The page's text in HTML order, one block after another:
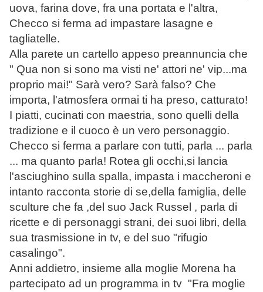
uova, farina dove, fra una portata e l'altra,
Checco si ferma ad impastare lasagne e
tagliatelle.
Alla parete un cartello appeso preannuncia che
" Qua non si sono ma visti ne' attori ne' vip...ma
proprio mai!" Sarà vero? Sarà falso? Che
importa, l'atmosfera ormai ti ha preso, catturato!
I piatti, cucinati con maestria, sono quelli della
tradizione e il cuoco è un vero personaggio.
Checco si ferma a parlare con tutti, parla ... parla
... ma quanto parla! Rotea gli occhi,si lancia
l'asciughino sulla spalla, impasta i maccheroni e
intanto racconta storie di se,della famiglia, delle
sculture che fa ,del suo Jack Russel , parla di
ricette e di personaggi strani, dei suoi libri, della
sua trasmissione in tv, e del suo "rifugio
casalingo".
Anni addietro, insieme alla moglie Morena ha
partecipato ad un programma in tv "Fra moglie